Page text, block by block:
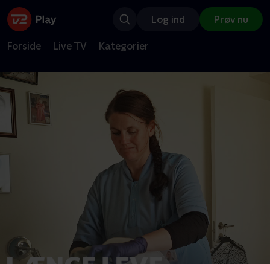
Log ind Prøv nu
Forside Live TV Kategorier